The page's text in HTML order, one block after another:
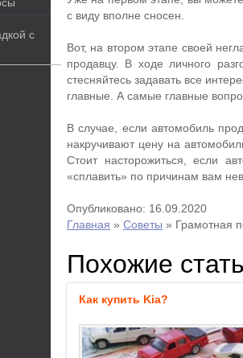
с
с виду вполне сносен.
Вот, на втором этапе своей
продавцу. В ходе личного
стесняйтесь задавать все
главные. А самые главные
В случае, если автомобиль
накручивают цену на
Стоит насторожиться, если
«сплавить» по причинам вам
Опубликовано: 16.09.2020
Главная » Советы » Грамотная
Похожие
Как купить Kia?